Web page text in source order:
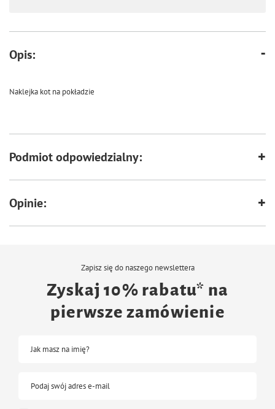
Opis:
Naklejka kot na pokładzie
Podmiot odpowiedzialny:
Opinie:
Zapisz się do naszego newslettera
Zyskaj 10% rabatu* na
pierwsze zamówienie
Jak masz na imię?
Podaj swój adres e-mail